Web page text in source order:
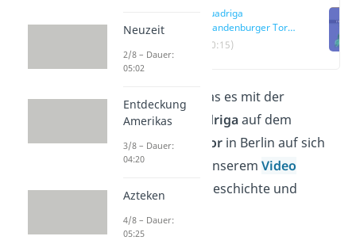
Quadriga
Brandenburger Tor
einfach erklärt
(00:15)
Du fragst dich, was es mit der
imposanten
Quadrigaauf dem
Brandenburger Tor in Berlin auf sich
hat? Hier und in unseremVideo
erfährst du ihre Geschichte und
Bedeutung!
Neuzeit
2/8 – Dauer:
05:02
Entdeckung
Amerikas
3/8 – Dauer:
04:20
Azteken
4/8 – Dauer:
05:25